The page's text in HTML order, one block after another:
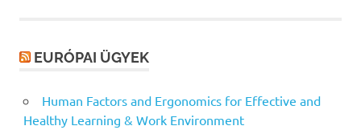
EURÓPAI ÜGYEK
Human Factors and Ergonomics for Effective and
Healthy Learning & Work Environment